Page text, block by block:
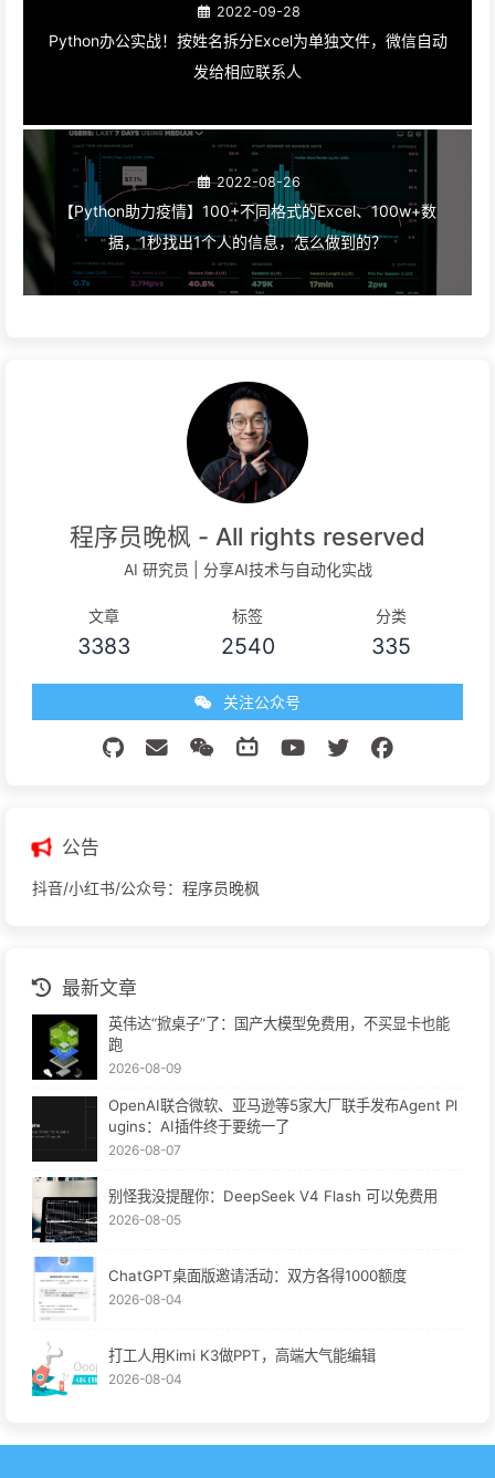
2022-09-28
Python办公实战！​按姓名拆分Excel为单独文件，微信自动
发给相应联系人
2022-08-26
【Python助力疫情】100+不同格式的Excel、100w+数
据，1秒找出1个人的信息，怎么做到的？
程序员晚枫 - All rights reserved
AI 研究员 | 分享AI技术与自动化实战
文章
3383
标签
2540
分类
335
关注公众号
公告
抖音/小红书/公众号：程序员晚枫
最新文章
英伟达“掀桌子”了：国产大模型免费用，不买显卡也能
跑
2026-08-09
OpenAI联合微软、亚马逊等5家大厂联手发布Agent Pl
ugins：AI插件终于要统一了
2026-08-07
别怪我没提醒你：DeepSeek V4 Flash 可以免费用
2026-08-05
ChatGPT桌面版邀请活动：双方各得1000额度
2026-08-04
打工人用Kimi K3做PPT，高端大气能编辑
2026-08-04